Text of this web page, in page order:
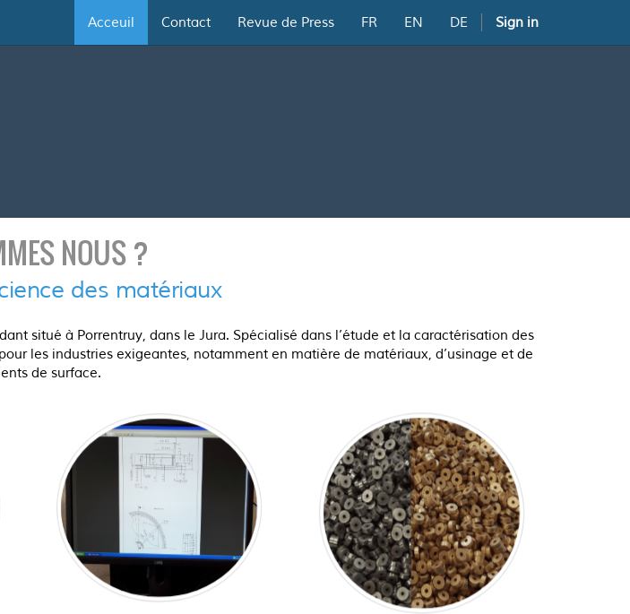
Acceuil Contact Revue de Press FR EN DE Sign in
NOUS ?
des matériaux
situé à Porrentruy, dans le Jura. Spécialisé dans l’étude et la caractérisation des
les industries exigeantes, notamment en matière de matériaux, d’usinage et de
de surface.